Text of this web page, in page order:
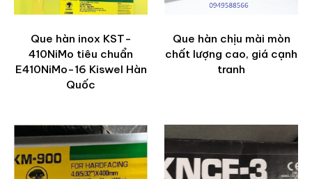
Que hàn inox KST-
410NiMo tiêu chuẩn
E410NiMo-16 Kiswel Hàn
Quốc
Que hàn chịu mài mòn
chất lượng cao, giá cạnh
tranh